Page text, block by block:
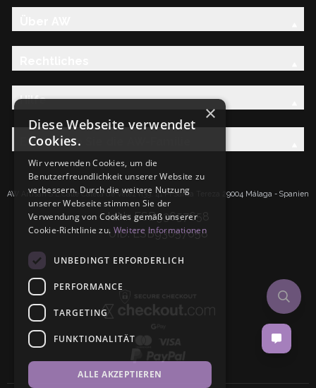
Hilfe
Entdecken Sie die AW-Familie
AW Artisan S.L.Calle Caleta de Velez n39, 41 PI Santa Tereza 29004 Málaga - Spanien
IdNr: ESB93657658
UID: ESB93657658
×
Diese Webseite verwendet
Cookies.
Wir verwenden Cookies, um die
Benutzerfreundlichkeit unserer Website zu
verbessern. Durch die weitere Nutzung
unserer Webseite stimmen Sie der
Verwendung von Cookies gemäß unserer
Cookie-Richtlinie zu. Weitere Informationen
UNBEDINGT ERFORDERLICH
PERFORMANCE
TARGETING
FUNKTIONALITÄT
ALLE AKZEPTIEREN